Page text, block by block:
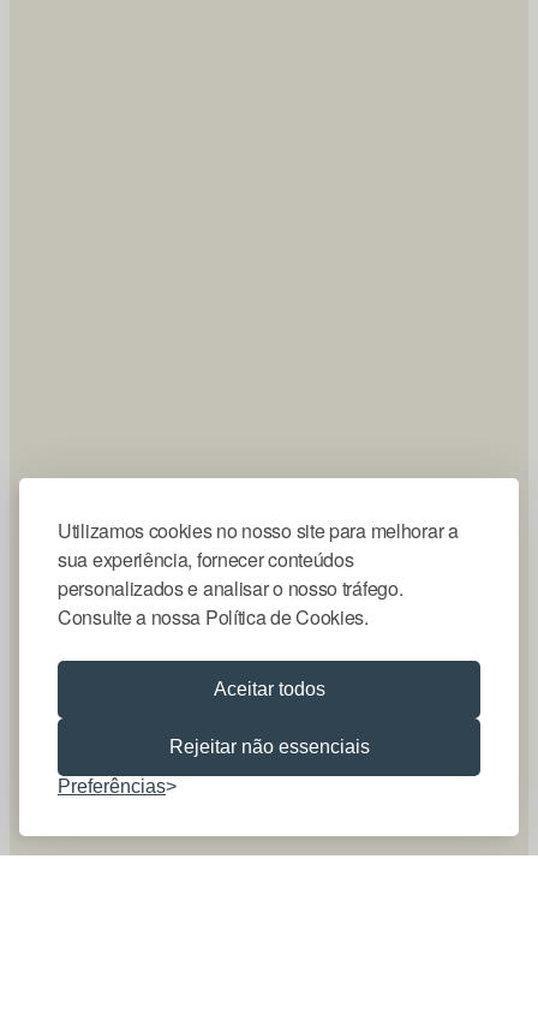
Utilizamos cookies no nosso site para melhorar a
sua experiência, fornecer conteúdos
personalizados e analisar o nosso tráfego.
Consulte a nossa Política de Cookies.
Aceitar todos
Rejeitar não essenciais
Preferências